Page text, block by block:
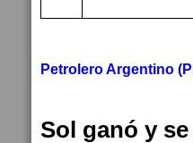
Petrolero Argentino
Sol ganó y